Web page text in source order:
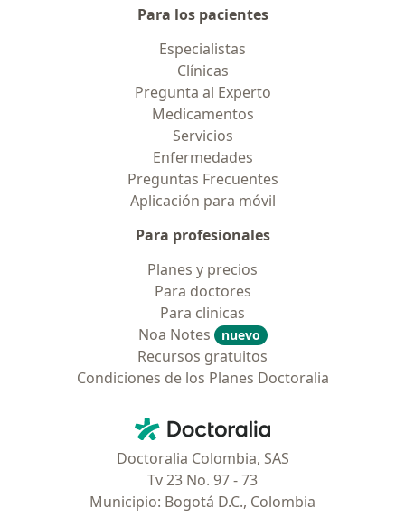
Para los pacientes
Especialistas
Clínicas
Pregunta al Experto
Medicamentos
Servicios
Enfermedades
Preguntas Frecuentes
Aplicación para móvil
Para profesionales
Planes y precios
Para doctores
Para clinicas
Noa Notes
nuevo
Recursos gratuitos
Condiciones de los Planes Doctoralia
Doctoralia - Página de inicio
Doctoralia Colombia, SAS
Tv 23 No. 97 - 73
Municipio: Bogotá D.C., Colombia